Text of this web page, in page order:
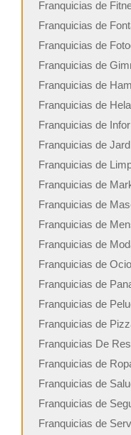
Franquicias de
Franquicias de
Franquicias de
Franquicias de
Franquicias de
Franquicias de
Franquicias de
Franquicias de
Franquicias de
Franquicias de
Franquicias de
Franquicias de
Franquicias de
Franquicias de Ocio
Franquicias de
Franquicias de
Franquicias de
Franquicias De
Franquicias de
Franquicias de
Franquicias de
Franquicias de